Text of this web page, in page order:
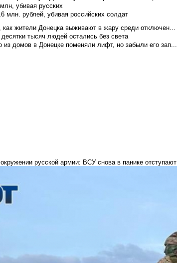
убивая русских
млн. рублей, убивая российских солдат
жители Донецка выживают в жару среди отключен...
тысяч людей остались без света
домов в Донецке поменяли лифт, но забыли его зап...
русской армии: ВСУ снова в панике отступают